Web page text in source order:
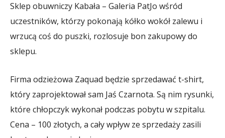
Sklep obuwniczy Kabała – Galeria PatJo wśród
uczestników, którzy pokonają kółko wokół zalewu i
wrzucą coś do puszki, rozlosuje bon zakupowy do
sklepu.
Firma odzieżowa Zaquad będzie sprzedawać t-shirt,
który zaprojektował sam Jaś Czarnota. Są nim rysunki,
które chłopczyk wykonał podczas pobytu w szpitalu.
Cena – 100 złotych, a cały wpływ ze sprzedaży zasili